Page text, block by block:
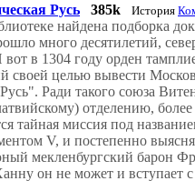
Русь 385k История
найдена подборка
много десятилетий,
в 1304 году орден
своей целью вывести
Ради такого союза
отделению,
тайная миссия под
V, и постепенно
мекленбургский барон
он не может и вступает